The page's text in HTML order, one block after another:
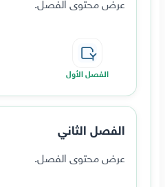
الفصل الأول
الفصل الثاني
عرض محتوى الفصل.